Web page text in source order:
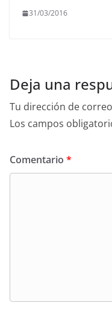
31/03/2016
Deja una
Tu dirección de
Los campos
Comentario *